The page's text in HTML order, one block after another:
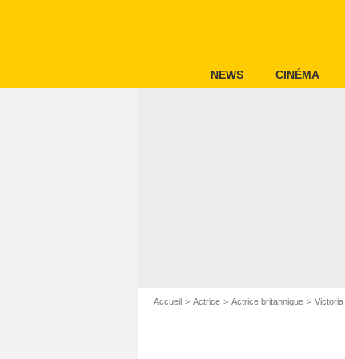
NEWS CINÉMA
Accueil Actrice Actrice britannique